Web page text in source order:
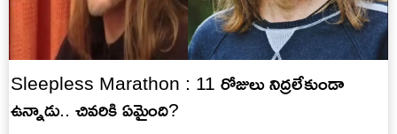
Sleepless Marathon : 11 రోజులు నిద్రలేకుండా
ఉన్నాడు.. చివరికి ఏమైంది?